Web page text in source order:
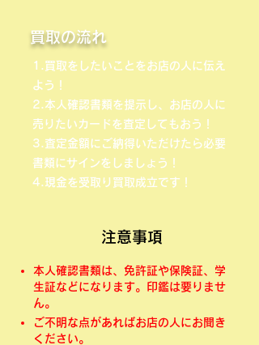
買取の流れ
1.買取をしたいことをお店の人に伝え
よう！
2.本人確認書類を提示し、お店の人に
売りたいカードを査定してもおう！
3.査定金額にご納得いただけたら必要
書類にサインをしましょう！
4.現金を受取り買取成立です！
注意事項
本人確認書類は、免許証や保険証、学
生証などになります。印鑑は要りませ
ん。
ご不明な点があればお店の人にお聞き
ください。